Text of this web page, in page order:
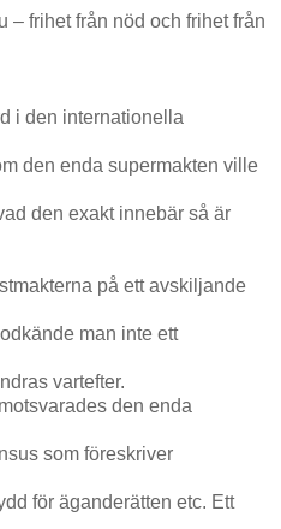
– frihet från nöd och frihet från
i den internationella
den enda supermakten ville
den exakt innebär så är
på ett avskiljande
man inte ett
vartefter.
den enda
som föreskriver
för äganderätten etc. Ett